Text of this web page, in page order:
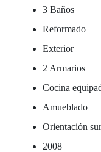
3 Baños
Reformado
Exterior
2 Armarios
Cocina
Amueblado
Orientación
2008